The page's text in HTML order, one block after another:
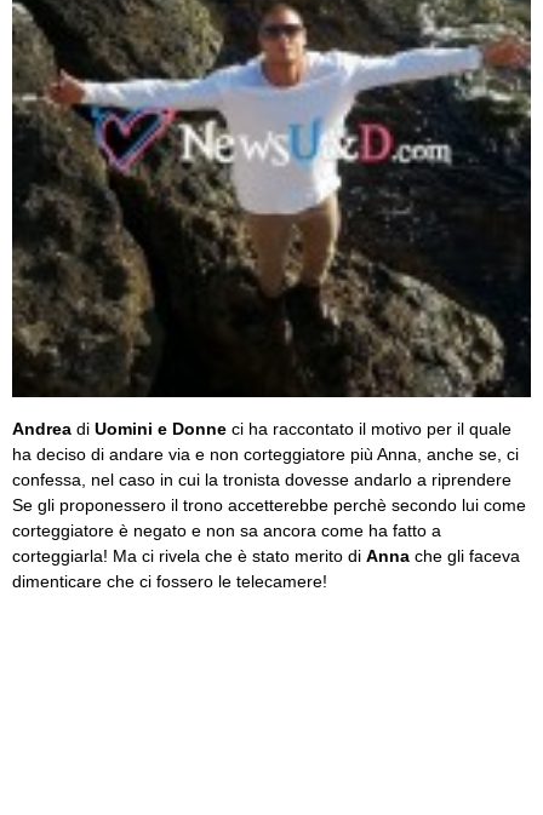
Andrea di Uomini e Donne ci ha raccontato il motivo per il quale
ha deciso di andare via e non corteggiatore più Anna, anche se, ci
confessa, nel caso in cui la tronista dovesse andarlo a riprendere
Se gli proponessero il trono accetterebbe perchè secondo lui come
corteggiatore è negato e non sa ancora come ha fatto a
corteggiarla! Ma ci rivela che è stato merito di Anna che gli faceva
dimenticare che ci fossero le telecamere!